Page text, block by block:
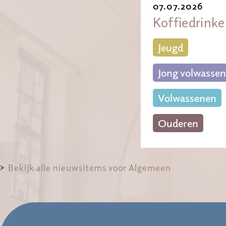
07.07.2026
Jeugd
Jong volwassen
Volwassenen
Ouderen
Bekijk alle nieuwsitems voor Algemeen